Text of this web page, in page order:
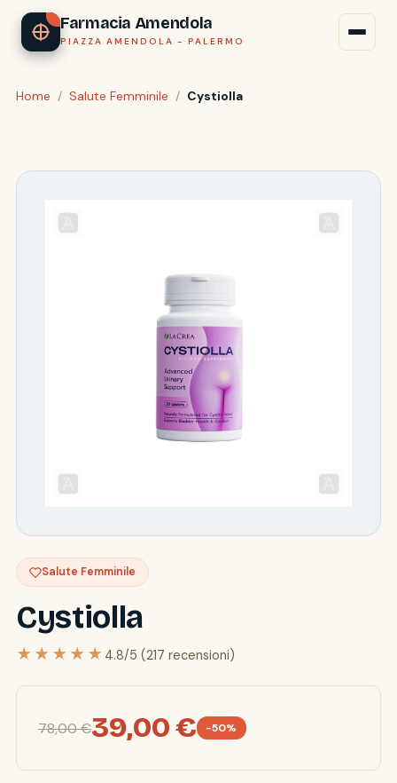
Farmacia Amendola
PIAZZA AMENDOLA - PALERMO
Home / Salute Femminile / Cystiolla
Salute Femminile
Cystiolla
★★★★★ 4.8/5 (217 recensioni)
78,00 €39,00 € -50%